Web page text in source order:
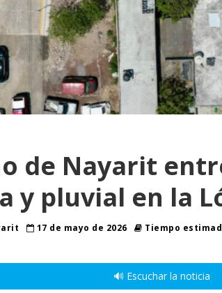
de Nayarit
y pluvial en la
17 de mayo de 2026
Tiempo
🔊 Escuchar la noticia